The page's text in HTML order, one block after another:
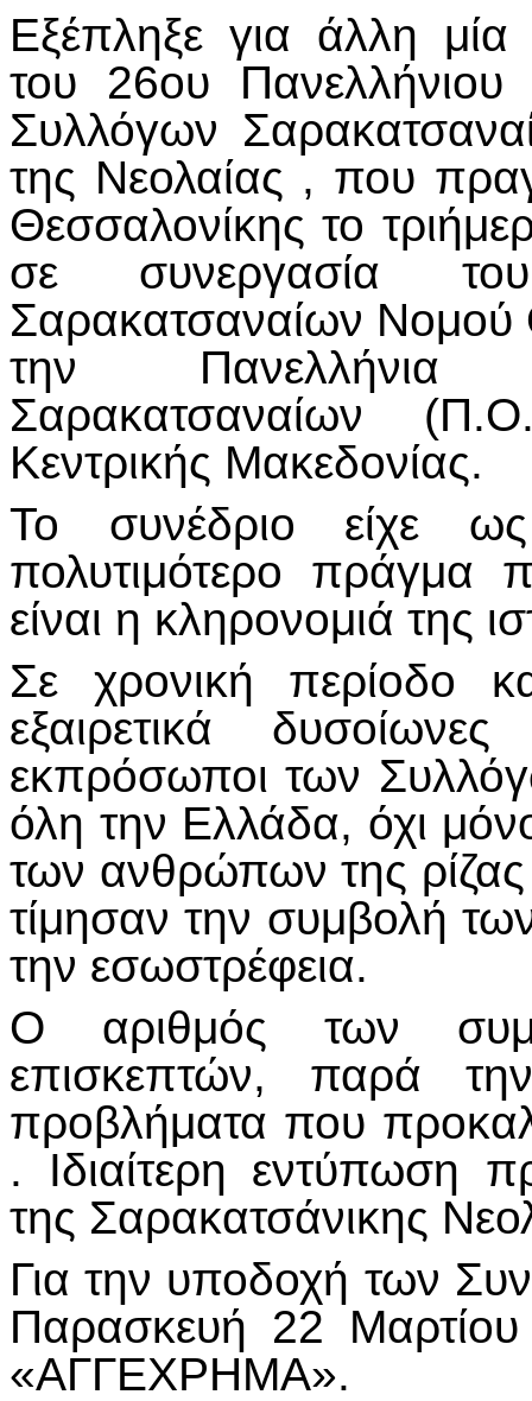
Εξέπληξε για άλλη
του 26ου Πανελλήνιου
Συλλόγων
της Νεολαίας , που
Θεσσαλονίκης το
σε συνεργασία
Σαρακατσαναίων
την Πανελλήνια
Σαρακατσαναίων
Κεντρικής Μακεδονίας.
Το συνέδριο είχε
πολυτιμότερο
είναι η κληρονομιά της
Σε χρονική περίοδο
εξαιρετικά
εκπρόσωποι των
όλη την Ελλάδα, όχι
των ανθρώπων της
τίμησαν την συμβολή
την εσωστρέφεια.
Ο αριθμός των
επισκεπτών, παρά
προβλήματα που
. Ιδιαίτερη εντύπωση
της Σαρακατσάνικης
Για την υποδοχή των
Παρασκευή 22 Μαρτίου
«ΑΓΓΕΧΡΗΜΑ».